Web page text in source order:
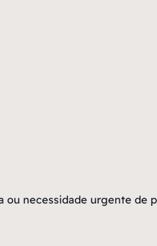
necessidade urgente de